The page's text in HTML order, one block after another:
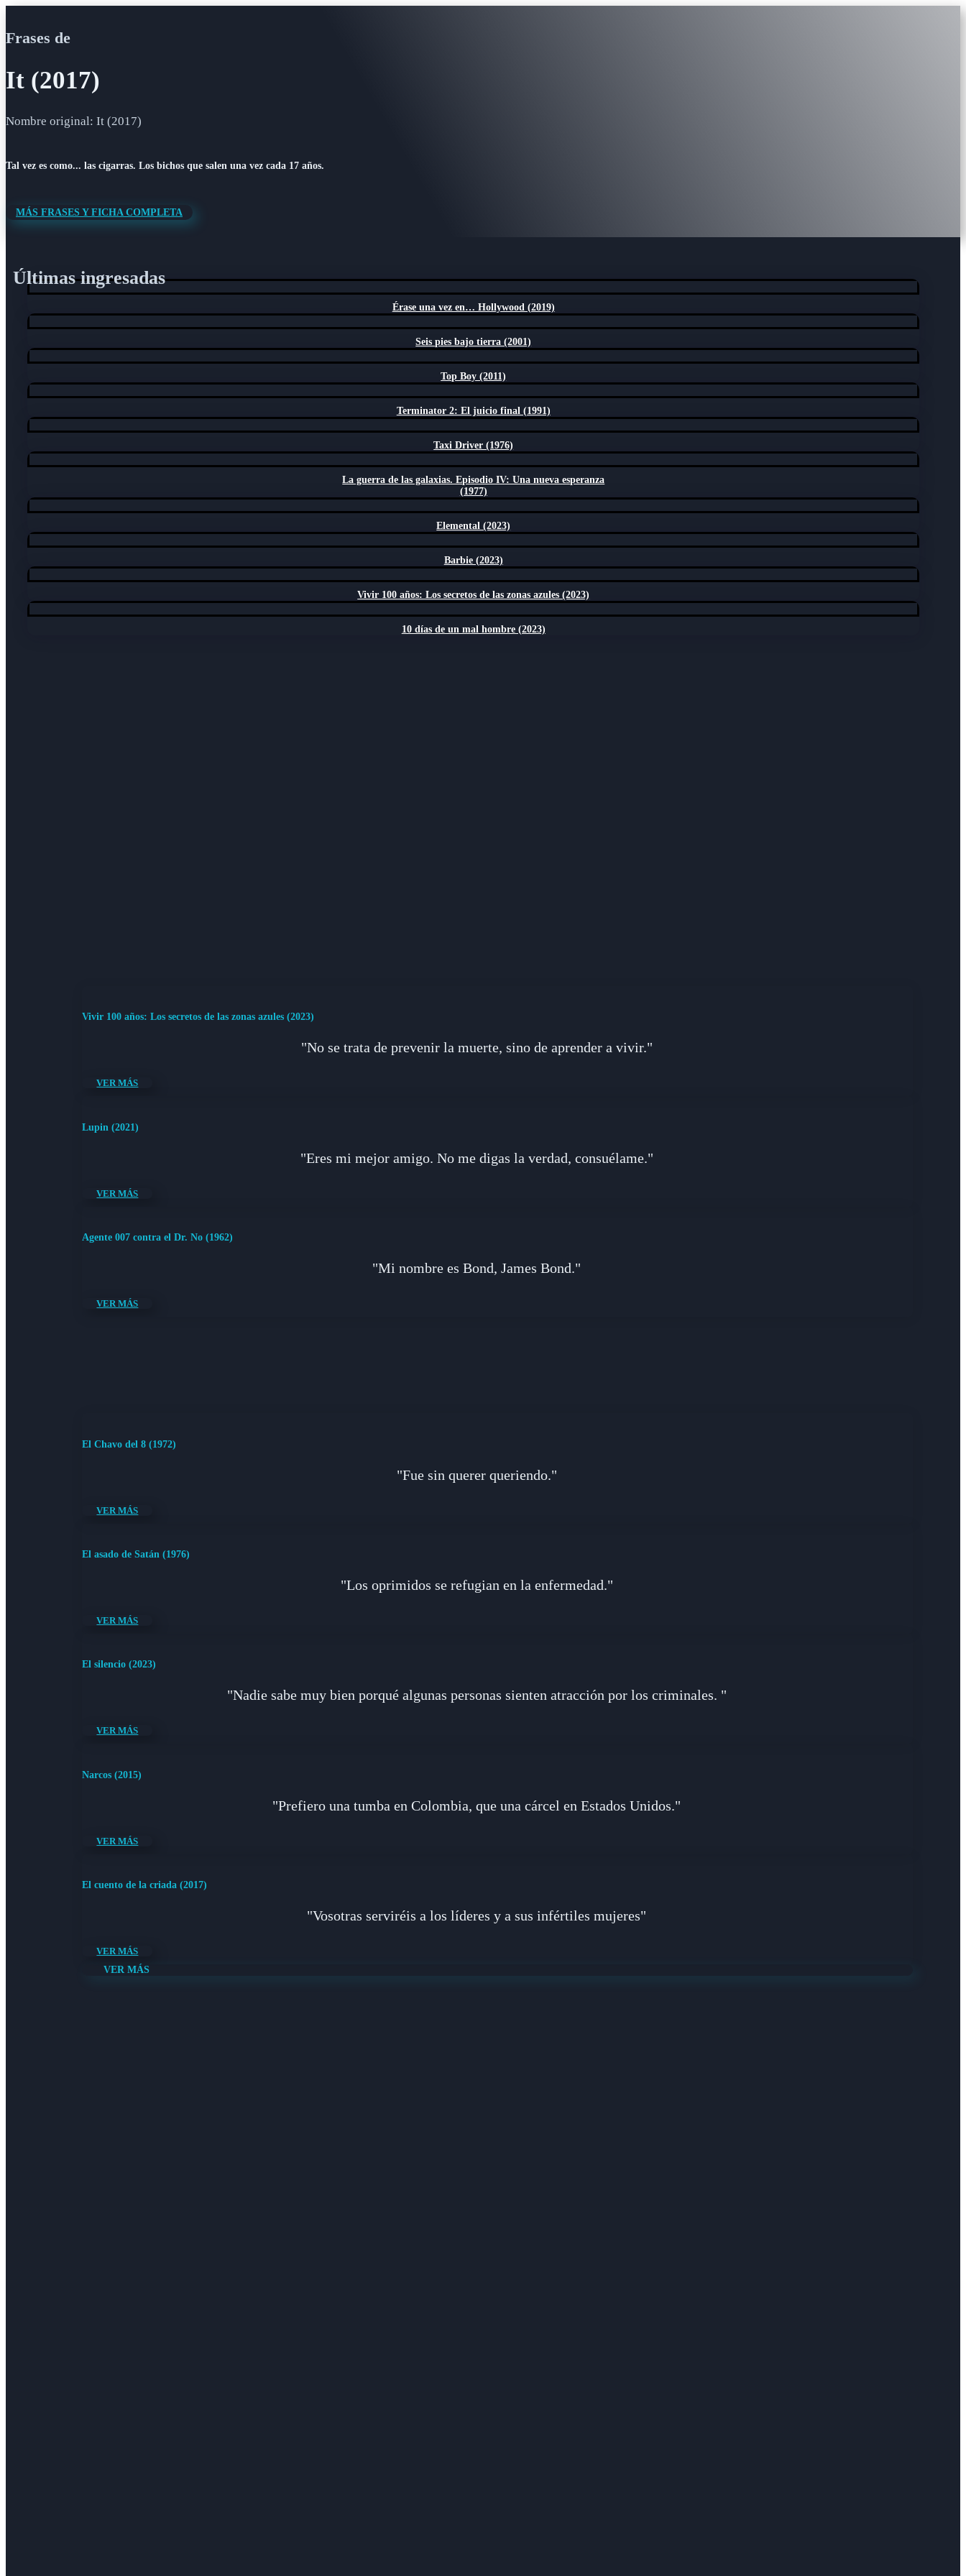
Frases de
It (2017)
Nombre original: It (2017)
Tal vez es como... las cigarras. Los bichos que salen una vez cada 17 años.
MÁS FRASES Y FICHA COMPLETA
Últimas ingresadas
Érase una vez en… Hollywood (2019)
Seis pies bajo tierra (2001)
Top Boy (2011)
Terminator 2: El juicio final (1991)
Taxi Driver (1976)
La guerra de las galaxias. Episodio IV: Una nueva esperanza
(1977)
Elemental (2023)
Barbie (2023)
Vivir 100 años: Los secretos de las zonas azules (2023)
10 días de un mal hombre (2023)
Vivir 100 años: Los secretos de las zonas azules (2023)
"No se trata de prevenir la muerte, sino de aprender a vivir."
VER MÁS
Lupin (2021)
"Eres mi mejor amigo. No me digas la verdad, consuélame."
VER MÁS
Agente 007 contra el Dr. No (1962)
"Mi nombre es Bond, James Bond."
VER MÁS
El Chavo del 8 (1972)
"Fue sin querer queriendo."
VER MÁS
El asado de Satán (1976)
"Los oprimidos se refugian en la enfermedad."
VER MÁS
El silencio (2023)
"Nadie sabe muy bien porqué algunas personas sienten atracción por los criminales. "
VER MÁS
Narcos (2015)
"Prefiero una tumba en Colombia, que una cárcel en Estados Unidos."
VER MÁS
El cuento de la criada (2017)
"Vosotras serviréis a los líderes y a sus infértiles mujeres"
VER MÁS
VER MÁS